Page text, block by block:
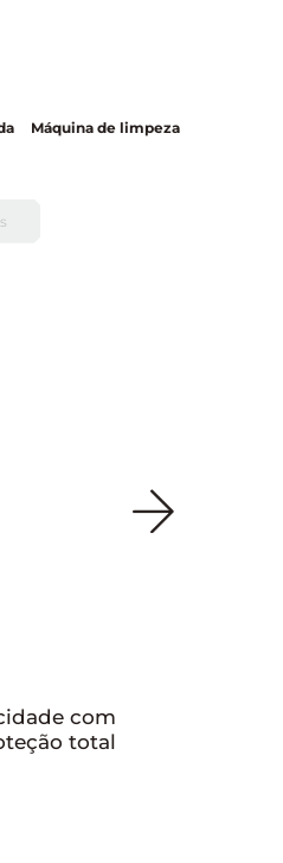
Máquina de limpeza
com
total